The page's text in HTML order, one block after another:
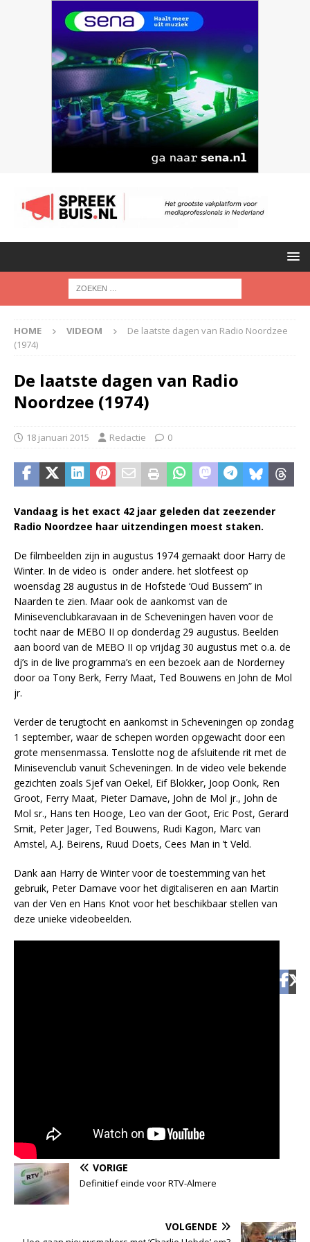
HOME VIDEOM
De laatste dagen van Radio Noordzee
(1974)
De laatste dagen van Radio
Noordzee (1974)
18 januari 2015 Redactie 0
Vandaag is het exact 42 jaar geleden dat zeezender
Radio Noordzee haar uitzendingen moest staken.
De filmbeelden zijn in augustus 1974 gemaakt door Harry de
Winter. In de video is onder andere. het slotfeest op
woensdag 28 augustus in de Hofstede ‘Oud Bussem” in
Naarden te zien. Maar ook de aankomst van de
Minisevenclubkaravaan in de Scheveningen haven voor de
tocht naar de MEBO II op donderdag 29 augustus. Beelden
aan boord van de MEBO II op vrijdag 30 augustus met o.a. de
dj’s in de live programma’s en een bezoek aan de Norderney
door oa Tony Berk, Ferry Maat, Ted Bouwens en John de Mol
jr.
Verder de terugtocht en aankomst in Scheveningen op zondag
1 september, waar de schepen worden opgewacht door een
grote mensenmassa. Tenslotte nog de afsluitende rit met de
Minisevenclub vanuit Scheveningen. In de video vele bekende
gezichten zoals Sjef van Oekel, Eif Blokker, Joop Oonk, Ren
Groot, Ferry Maat, Pieter Damave, John de Mol jr., John de
Mol sr., Hans ten Hooge, Leo van der Goot, Eric Post, Gerard
Smit, Peter Jager, Ted Bouwens, Rudi Kagon, Marc van
Amstel, A.J. Beirens, Ruud Doets, Cees Man in ’t Veld.
Dank aan Harry de Winter voor de toestemming van het
gebruik, Peter Damave voor het digitaliseren en aan Martin
van der Ven en Hans Knot voor het beschikbaar stellen van
deze unieke videobeelden.
VORIGE
Definitief einde voor RTV-Almere
VOLGENDE